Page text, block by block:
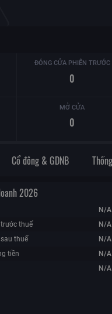
ĐÓNG CỬA PHIÊN TRƯỚC
0
MỞ CỬA
0
Cổ đông & GDNB
2026
N/A
thuế
N/A
thuế
N/A
tiền
N/A
N/A